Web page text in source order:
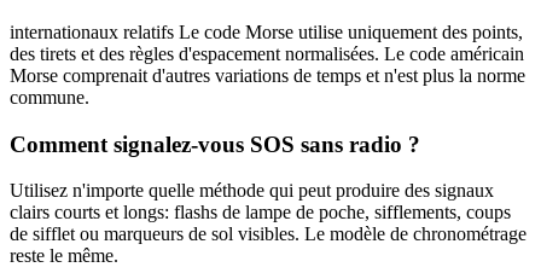
internationaux relatifs Le code Morse utilise uniquement des points,
des tirets et des règles d'espacement normalisées. Le code américain
Morse comprenait d'autres variations de temps et n'est plus la norme
commune.
Comment signalez-vous SOS sans radio ?
Utilisez n'importe quelle méthode qui peut produire des signaux
clairs courts et longs: flashs de lampe de poche, sifflements, coups
de sifflet ou marqueurs de sol visibles. Le modèle de chronométrage
reste le même.